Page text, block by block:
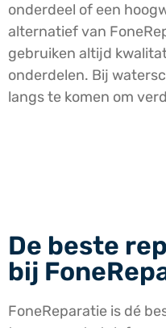
onderdeel of een
alternatief van
gebruiken altijd
onderdelen. Bij
langs te komen om
De beste
bij
FoneReparatie is dé